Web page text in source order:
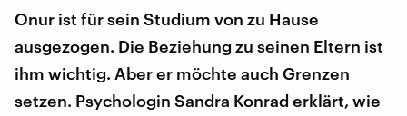
Onur ist für sein Studium von zu Hause
ausgezogen. Die Beziehung zu seinen Eltern ist
ihm wichtig. Aber er möchte auch Grenzen
setzen. Psychologin Sandra Konrad erklärt, wie